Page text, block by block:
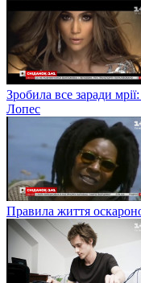
Зробила все заради
Лопес
Правила життя